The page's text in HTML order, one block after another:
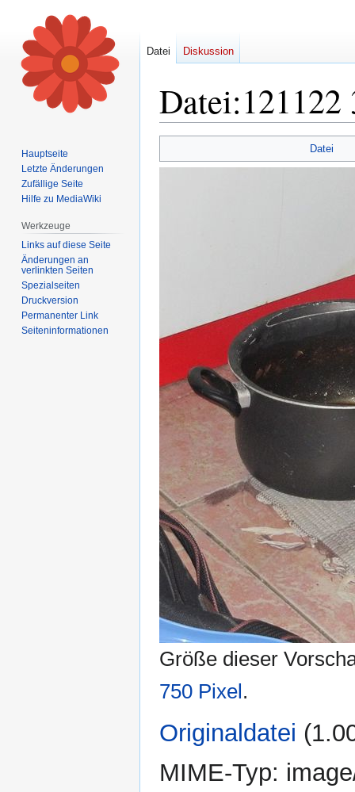
Datei:
Navigation
Suche
Datei
Größe dieser
750 Pixel.
Originaldatei
MIME-Typ:
Datei Diskussion
Hauptseite
Letzte Änderungen
Zufällige Seite
Hilfe zu MediaWiki
Werkzeuge
Links auf diese Seite
Änderungen an
verlinkten Seiten
Spezialseiten
Druckversion
Permanenter Link
Seiten­informationen